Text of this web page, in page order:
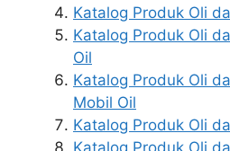
Katalog Produk Oli
Katalog Produk Oli
Oil
Katalog Produk Oli
Mobil Oil
Katalog Produk Oli
Katalog Produk Oli